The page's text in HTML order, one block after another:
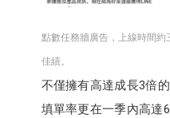
點數任務牆廣告，上線時間
佳績。
不僅擁有高達成長3倍
填單率更在一季內高達